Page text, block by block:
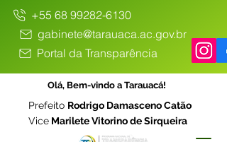
+55 68 99282-6130
gabinete@tarauaca.ac.gov.br
Portal da Transparência
Olá, Bem-vindo a Tarauacá!
Prefeito Rodrigo Damasceno Catão
Vice Marilete Vitorino de Sirqueira